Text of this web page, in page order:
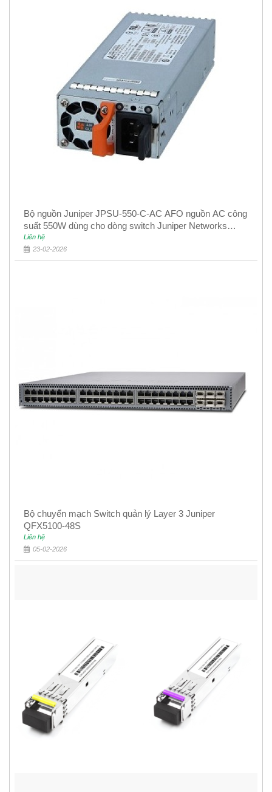
Bộ nguồn Juniper JPSU-550-C-AC AFO nguồn AC công
suất 550W dùng cho dòng switch Juniper Networks
EX4400
Liên hệ
23-02-2026
Bộ chuyển mạch Switch quản lý Layer 3 Juniper
QFX5100-48S
Liên hệ
05-02-2026